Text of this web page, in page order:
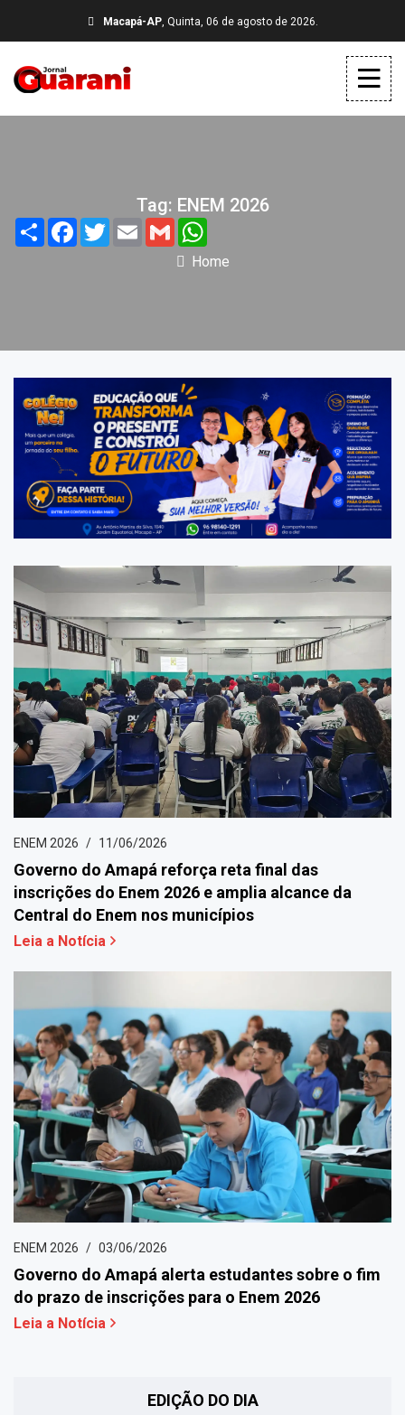
Macapá-AP, Quinta, 06 de agosto de 2026.
Tag: ENEM 2026
Share FacebookTwitterEmail Gmail
Home
ENEM 2026 11/06/2026
Governo do Amapá reforça reta final das
inscrições do Enem 2026 e amplia alcance da
Central do Enem nos municípios
Leia a Notícia
ENEM 2026 03/06/2026
Governo do Amapá alerta estudantes sobre o fim
do prazo de inscrições para o Enem 2026
Leia a Notícia
EDIÇÃO DO DIA